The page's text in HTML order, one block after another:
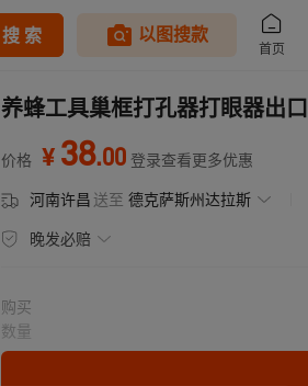
养蜂工具巢框打孔器打眼器出
价格 ¥ 38.00 登录查看更多优惠
河南许昌 送至 德克萨斯州达拉斯
晚发必赔
购买
数量